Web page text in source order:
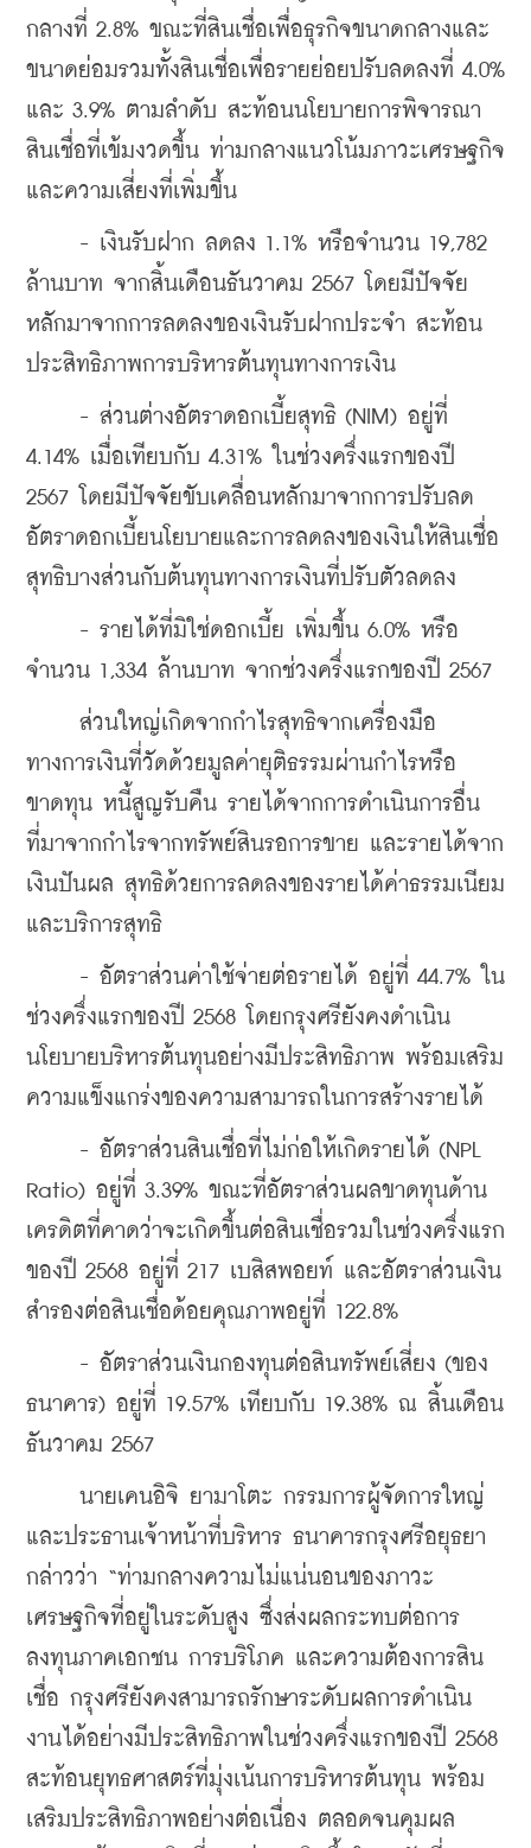
กลางที่ 2.8% ขณะที่สินเชื่อเพื่อธุรกิจขนาดกลางและ
ขนาดย่อมรวมทั้งสินเชื่อเพื่อรายย่อยปรับลดลงที่ 4.0%
และ 3.9% ตามลำดับ สะท้อนนโยบายการพิจารณา
สินเชื่อที่เข้มงวดขึ้น ท่ามกลางแนวโน้มภาวะเศรษฐกิจ
และความเสี่ยงที่เพิ่มขึ้น
- เงินรับฝาก ลดลง 1.1% หรือจำนวน 19,782
ล้านบาท จากสิ้นเดือนธันวาคม 2567 โดยมีปัจจัย
หลักมาจากการลดลงของเงินรับฝากประจำ สะท้อน
ประสิทธิภาพการบริหารต้นทุนทางการเงิน
- ส่วนต่างอัตราดอกเบี้ยสุทธิ (NIM) อยู่ที่
4.14% เมื่อเทียบกับ 4.31% ในช่วงครึ่งแรกของปี
2567 โดยมีปัจจัยขับเคลื่อนหลักมาจากการปรับลด
อัตราดอกเบี้ยนโยบายและการลดลงของเงินให้สินเชื่อ
สุทธิบางส่วนกับต้นทุนทางการเงินที่ปรับตัวลดลง
- รายได้ที่มิใช่ดอกเบี้ย เพิ่มขึ้น 6.0% หรือ
จำนวน 1,334 ล้านบาท จากช่วงครึ่งแรกของปี 2567
ส่วนใหญ่เกิดจากกำไรสุทธิจากเครื่องมือ
ทางการเงินที่วัดด้วยมูลค่ายุติธรรมผ่านกำไรหรือ
ขาดทุน หนี้สูญรับคืน รายได้จากการดำเนินการอื่น
ที่มาจากกำไรจากทรัพย์สินรอการขาย และรายได้จาก
เงินปันผล สุทธิด้วยการลดลงของรายได้ค่าธรรมเนียม
และบริการสุทธิ
- อัตราส่วนค่าใช้จ่ายต่อรายได้ อยู่ที่ 44.7% ใน
ช่วงครึ่งแรกของปี 2568 โดยกรุงศรียังคงดำเนิน
นโยบายบริหารต้นทุนอย่างมีประสิทธิภาพ พร้อมเสริม
ความแข็งแกร่งของความสามารถในการสร้างรายได้
- อัตราส่วนสินเชื่อที่ไม่ก่อให้เกิดรายได้ (NPL
Ratio) อยู่ที่ 3.39% ขณะที่อัตราส่วนผลขาดทุนด้าน
เครดิตที่คาดว่าจะเกิดขึ้นต่อสินเชื่อรวมในช่วงครึ่งแรก
ของปี 2568 อยู่ที่ 217 เบสิสพอยท์ และอัตราส่วนเงิน
สำรองต่อสินเชื่อด้อยคุณภาพอยู่ที่ 122.8%
- อัตราส่วนเงินกองทุนต่อสินทรัพย์เสี่ยง (ของ
ธนาคาร) อยู่ที่ 19.57% เทียบกับ 19.38% ณ สิ้นเดือน
ธันวาคม 2567
นายเคนอิจิ ยามาโตะ กรรมการผู้จัดการใหญ่
และประธานเจ้าหน้าที่บริหาร ธนาคารกรุงศรีอยุธยา
กล่าวว่า “ท่ามกลางความไม่แน่นอนของภาวะ
เศรษฐกิจที่อยู่ในระดับสูง ซึ่งส่งผลกระทบต่อการ
ลงทุนภาคเอกชน การบริโภค และความต้องการสิน
เชื่อ กรุงศรียังคงสามารถรักษาระดับผลการดำเนิน
งานได้อย่างมีประสิทธิภาพในช่วงครึ่งแรกของปี 2568
สะท้อนยุทธศาสตร์ที่มุ่งเน้นการบริหารต้นทุน พร้อม
เสริมประสิทธิภาพอย่างต่อเนื่อง ตลอดจนคุมผล